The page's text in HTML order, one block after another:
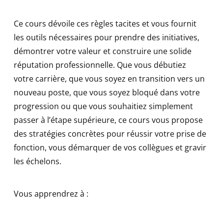
Ce cours dévoile ces règles tacites et vous fournit
les outils nécessaires pour prendre des initiatives,
démontrer votre valeur et construire une solide
réputation professionnelle. Que vous débutiez
votre carrière, que vous soyez en transition vers un
nouveau poste, que vous soyez bloqué dans votre
progression ou que vous souhaitiez simplement
passer à l’étape supérieure, ce cours vous propose
des stratégies concrètes pour réussir votre prise de
fonction, vous démarquer de vos collègues et gravir
les échelons.
Vous apprendrez à :